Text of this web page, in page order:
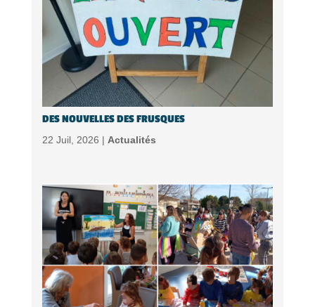
DES NOUVELLES DES FRUSQUES
22 Juil, 2026 | Actualités